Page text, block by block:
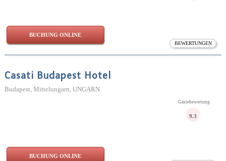
BEWERTUNGEN
BUCHUNG ONLINE
Casati Budapest Hotel
Budapest, Mittelungarn, UNGARN
Gästebewertung
9.3
BUCHUNG ONLINE